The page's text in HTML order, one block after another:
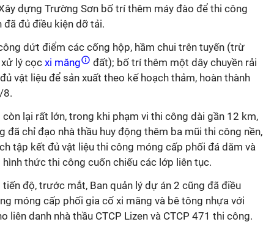
dựng Trường Sơn bố trí thêm máy đào để thi công
đủ điều kiện dỡ tải.
dứt điểm các cống hộp, hầm chui trên tuyến (trừ
lý cọc xi măng
đất); bố trí thêm một dây chuyền rải
vật liệu để sản xuất theo kế hoạch thảm, hoàn thành
8.
lại rất lớn, trong khi phạm vi thi công dài gần 12 km,
đã chỉ đạo nhà thầu huy động thêm ba mũi thi công nền,
tập kết đủ vật liệu thi công móng cấp phối đá dăm và
thức thi công cuốn chiếu các lớp liên tục.
độ, trước mắt, Ban quản lý dự án 2 cũng đã điều
móng cấp phối gia cố xi măng và bê tông nhựa với
liên danh nhà thầu CTCP Lizen và CTCP 471 thi công.